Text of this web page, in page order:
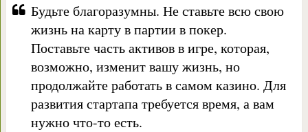
Будьте благоразумны. Не ставьте всю свою
жизнь на карту в партии в покер.
Поставьте часть активов в игре, которая,
возможно, изменит вашу жизнь, но
продолжайте работать в самом казино. Для
развития стартапа требуется время, а вам
нужно что-то есть.